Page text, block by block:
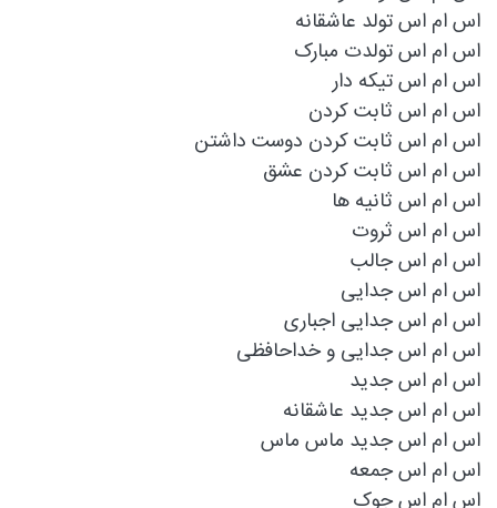
اس ام اس تولد عاشقانه
اس ام اس تولدت مبارک
اس ام اس تیکه دار
اس ام اس ثابت كردن
اس ام اس ثابت كردن دوست داشتن
اس ام اس ثابت كردن عشق
اس ام اس ثانیه ها
اس ام اس ثروت
اس ام اس جالب
اس ام اس جدایی
اس ام اس جدایی اجباری
اس ام اس جدایی و خداحافظی
اس ام اس جدید
اس ام اس جدید عاشقانه
اس ام اس جدید ماس ماس
اس ام اس جمعه